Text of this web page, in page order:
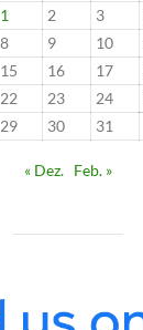
1
2 3
8 9 10
15 16 17
22 23 24
29 30 31
« Dez. Feb. »